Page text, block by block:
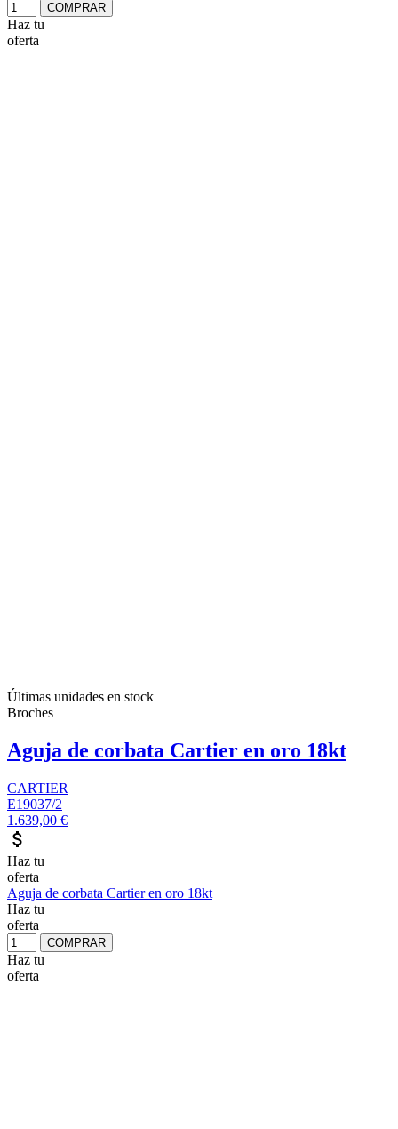
COMPRAR
Haz tu
oferta
Últimas unidades en stock
Broches
Aguja de corbata Cartier en oro 18kt
CARTIER
E19037/2
1.639,00 €
attach_money
Haz tu
oferta
Aguja de corbata Cartier en oro 18kt
Haz tu
oferta
COMPRAR
Haz tu
oferta